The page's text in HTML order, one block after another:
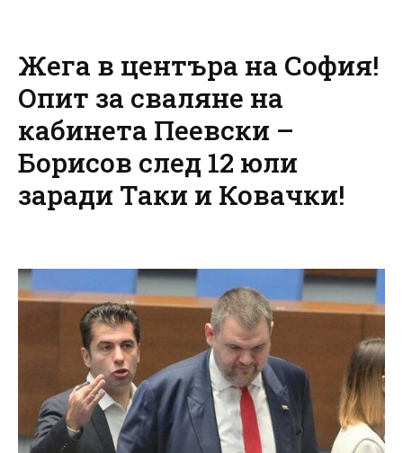
Жега в центъра на София!
Опит за сваляне на
кабинета Пеевски –
Борисов след 12 юли
заради Таки и Ковачки!